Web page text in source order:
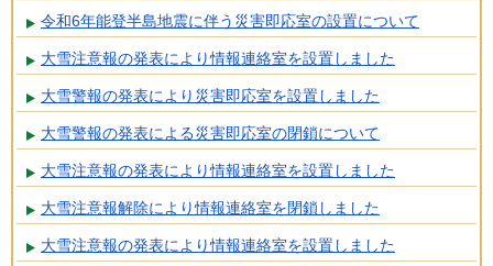
令和6年能登半島地震に伴う災害即応室の設置について
大雪注意報の発表により情報連絡室を設置しました
大雪警報の発表により災害即応室を設置しました
大雪警報の発表による災害即応室の閉鎖について
大雪注意報の発表により情報連絡室を設置しました
大雪注意報解除により情報連絡室を閉鎖しました
大雪注意報の発表により情報連絡室を設置しました